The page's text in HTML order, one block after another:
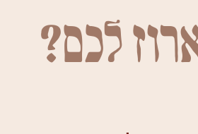
לכם?